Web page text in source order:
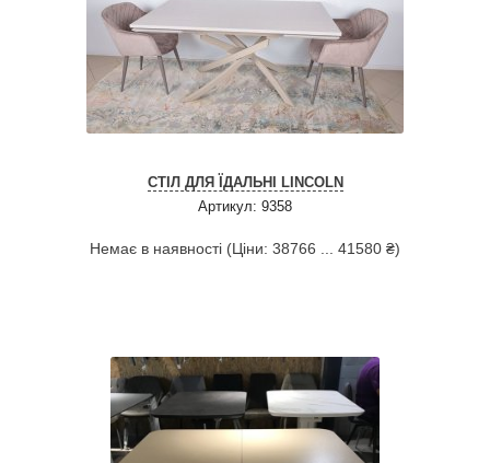
СТІЛ ДЛЯ ЇДАЛЬНІ LINCOLN
Артикул: 9358
Немає в наявності (Ціни: 38766 ... 41580 ₴)